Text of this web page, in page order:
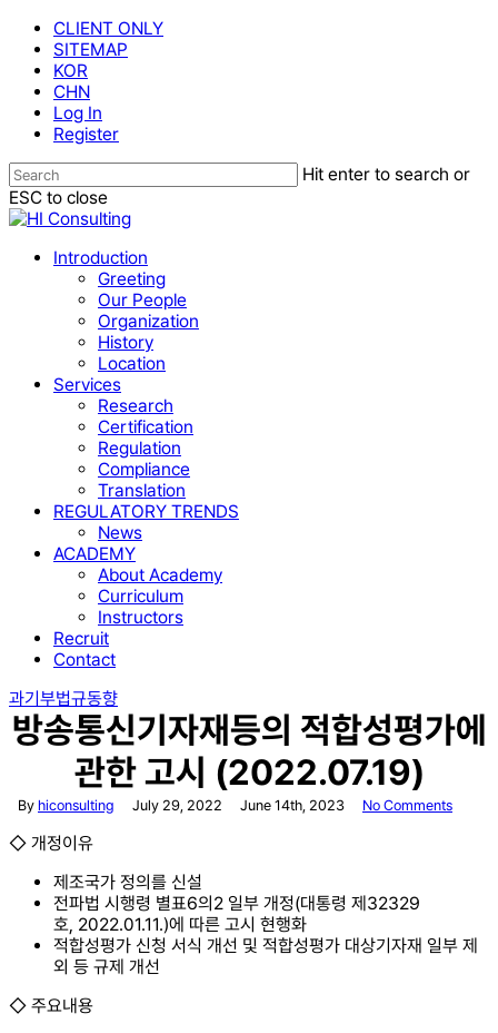
Skip
main
content
CLIENT ONLY
SITEMAP
KOR
CHN
Log In
Register
Hit enter to search or
ESC to close
Close
Menu Introduction
Greeting
Our People
Organization
History
Location
Services
Research
Certification
Regulation
Compliance
Translation
REGULATORY TRENDS
News
ACADEMY
About Academy
Curriculum
Instructors
Recruit
Contact
과기부법규동향
방송통신기자재등의 적합성평가에
관한 고시 (2022.07.19)
By hiconsulting July 29, 2022 June 14th, 2023 No Comments
◇ 개정이유
제조국가 정의를 신설
전파법 시행령 별표6의2 일부 개정(대통령 제32329
호, 2022.01.11.)에 따른 고시 현행화
적합성평가 신청 서식 개선 및 적합성평가 대상기자재 일부 제
외 등 규제 개선
◇ 주요내용